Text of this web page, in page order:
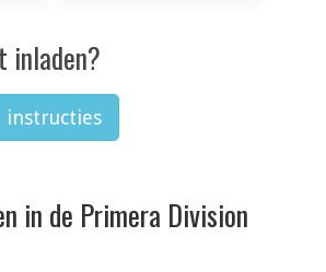
inladen?
instructies
in de Primera Division